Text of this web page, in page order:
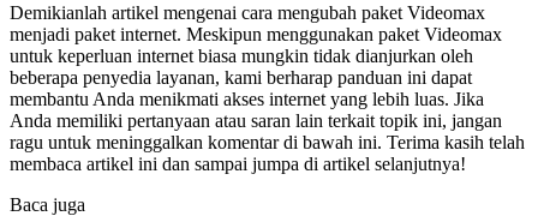
Demikianlah artikel mengenai cara mengubah paket Videomax
menjadi paket internet. Meskipun menggunakan paket Videomax
untuk keperluan internet biasa mungkin tidak dianjurkan oleh
beberapa penyedia layanan, kami berharap panduan ini dapat
membantu Anda menikmati akses internet yang lebih luas. Jika
Anda memiliki pertanyaan atau saran lain terkait topik ini, jangan
ragu untuk meninggalkan komentar di bawah ini. Terima kasih telah
membaca artikel ini dan sampai jumpa di artikel selanjutnya!
Baca juga